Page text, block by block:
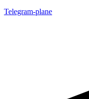
Telegram-plane